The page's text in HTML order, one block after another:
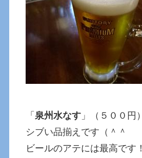
「泉州水なす 」（５００円）
シブい品揃えです（＾＾
ビールのアテには最高です！